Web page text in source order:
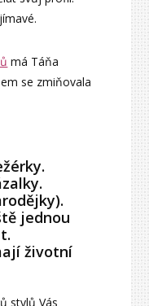
má Táňa
se zmiňovala
jednou
životní
stylů Vás